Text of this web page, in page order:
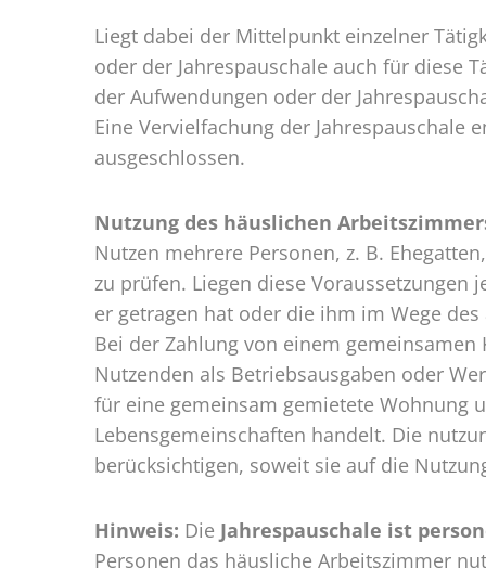
Liegt dabei der Mittelpunkt einzelner
oder der Jahrespauschale auch für diese
der Aufwendungen oder der
Eine Vervielfachung der
ausgeschlossen.
Nutzung des häuslichen
Nutzen mehrere Personen, z. B.
zu prüfen. Liegen diese
er getragen hat oder die ihm im Wege
Bei der Zahlung von einem
Nutzenden als Betriebsausgaben oder
für eine gemeinsam gemietete Wohnung
Lebensgemeinschaften handelt. Die
berücksichtigen, soweit sie auf die
Hinweis: Die Jahrespauschale ist
Personen das häusliche Arbeitszimmer